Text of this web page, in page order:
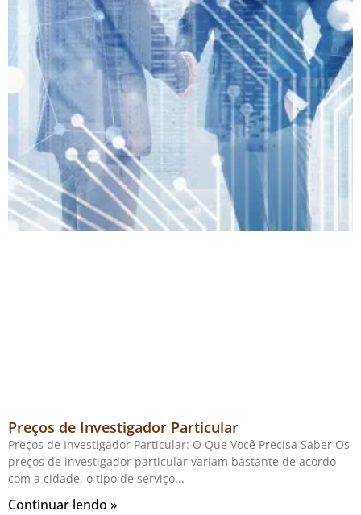
Preços de Investigador Particular
Preços de Investigador Particular: O Que Você Precisa Saber Os
preços de investigador particular variam bastante de acordo
com a cidade, o tipo de serviço
Continuar lendo »